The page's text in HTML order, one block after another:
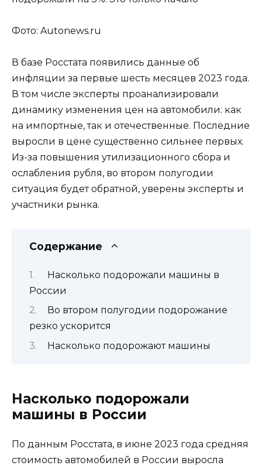
Фото: Autonews.ru
В базе Росстата появились данные об
инфляции за первые шесть месяцев 2023 года.
В том числе эксперты проанализировали
динамику изменения цен на автомобили: как
на импортные, так и отечественные. Последние
выросли в цене существенно сильнее первых.
Из-за повышения утилизационного сбора и
ослабления рубля, во втором полугодии
ситуация будет обратной, уверены эксперты и
участники рынка.
Содержание
Насколько подорожали машины в
России
Во втором полугодии подорожание
резко ускорится
Насколько подорожают машины
Насколько подорожали
машины в России
По данным Росстата, в июне 2023 года средняя
стоимость автомобилей в России выросла